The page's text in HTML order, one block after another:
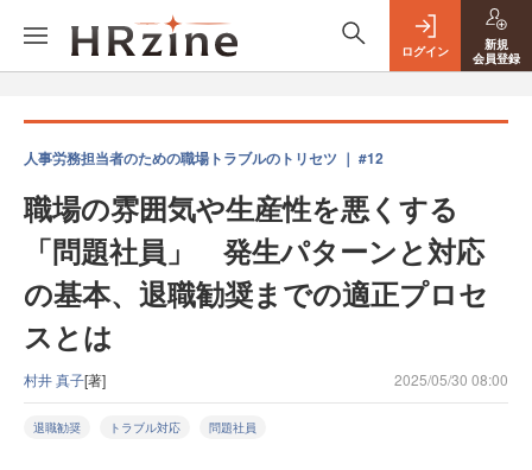
ログイン
新規
会員登録
人事労務担当者のための職場トラブルのトリセツ ｜ #12
職場の雰囲気や生産性を悪くする
「問題社員」 発生パターンと対応
の基本、退職勧奨までの適正プロセ
スとは
村井 真子[著] 2025/05/30 08:00
退職勧奨 トラブル対応 問題社員